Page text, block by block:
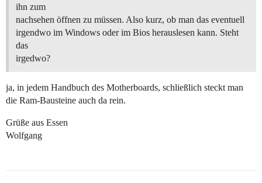
ihn zum
nachsehen öffnen zu müssen. Also kurz, ob man das eventuell
irgendwo im Windows oder im Bios herauslesen kann. Steht
das
irgedwo?
ja, in jedem Handbuch des Motherboards, schließlich steckt man
die Ram-Bausteine auch da rein.
Grüße aus Essen
Wolfgang